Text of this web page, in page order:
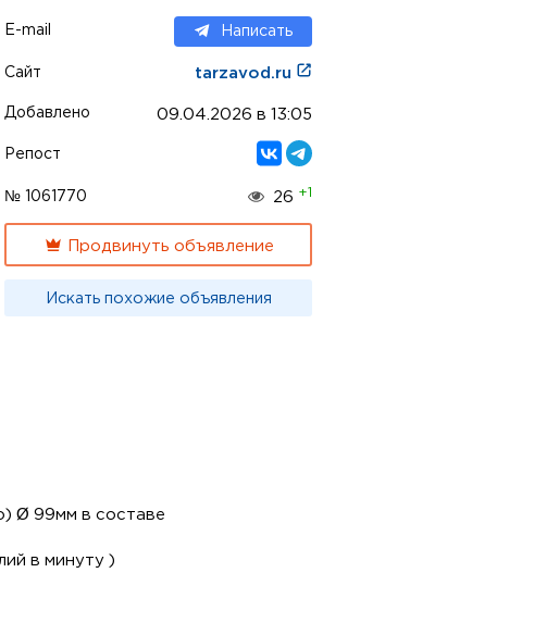
E-mail Написать
Сайт tarzavod.ru
Добавлено 09.04.2026 в 13:05
Репост
№ 1061770 26 +1
Продвинуть объявление
Искать похожие объявления
Ø 99мм в составе
в минуту )